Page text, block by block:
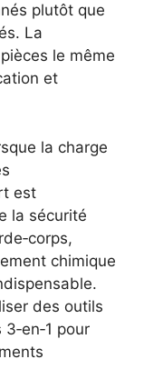
plutôt que
La
le même
et
la charge
est
la sécurité
chimique
des outils
pour